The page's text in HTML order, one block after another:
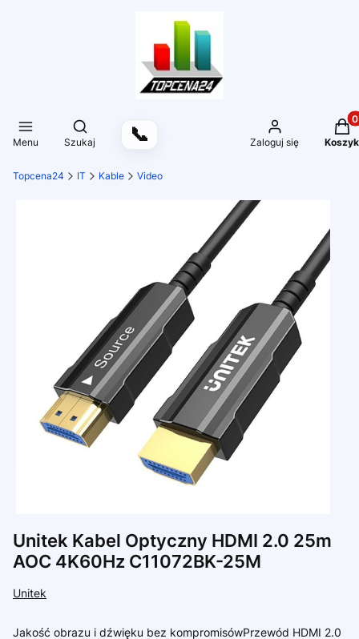
Menu
Otwórz wyszukiwarkę
Szukaj 📞 Zaloguj się Koszyk
Topcena24 IT Kable Video
Unitek Kabel Optyczny HDMI 2.0 25m
AOC 4K60Hz C11072BK-25M
Unitek
Jakość obrazu i dźwięku bez kompromisówPrzewód HDMI 2.0